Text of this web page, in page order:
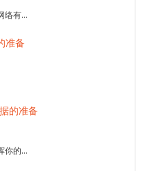
络有…
准备
的准备
你的…